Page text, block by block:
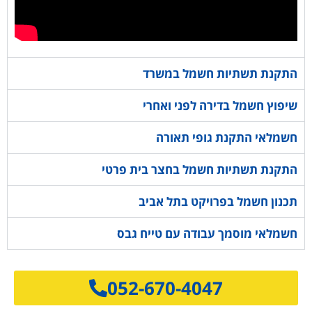
התקנת תשתיות חשמל במשרד
שיפוץ חשמל בדירה לפני ואחרי
חשמלאי התקנת גופי תאורה
התקנת תשתיות חשמל בחצר בית פרטי
תכנון חשמל בפרויקט בתל אביב
חשמלאי מוסמך עבודה עם טייח גבס
052-670-4047